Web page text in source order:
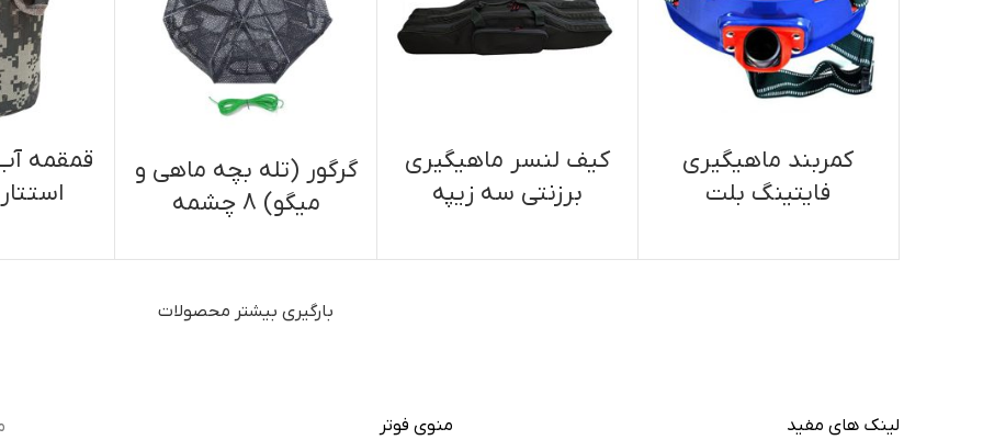
کمربند ماهیگیری
فایتینگ بلت
کیف لنسر ماهیگیری
برزنتی سه زیپه
گرگور (تله بچه ماهی و
میگو) 8 چشمه
قمقمه
بارگیری بیشتر محصولات
لینک های مفید منوی فوتر